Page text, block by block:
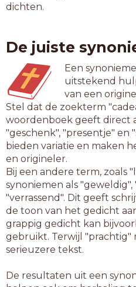
dichten.
De juiste
Een
uitstekend
van een
Stel dat de zoekterm
woordenboek geeft direct
"geschenk", "presentje" en
bieden variatie en maken
en origineler.
Bij een andere term, zoals
synoniemen als "geweldig",
"verrassend". Dit geeft
de toon van het gedicht
grappig gedicht kan
gebruikt. Terwijl "prachtig"
serieuzere tekst.
De resultaten uit een